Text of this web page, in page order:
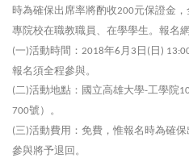
時為確保出席率將酌收200元保證金
專院校在職教職員、在學學生。報名
(一)活動時間： 2018年6 月 3 日 ( 日 )
報名須全程參與。
(二)活動地點：國立高雄大學-工學院
700號）。
(三)活動費用：免費，惟報名時為確
參與將予退回。